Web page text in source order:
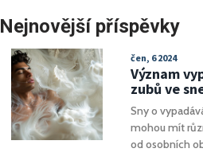
Nejnovější příspěvky
čen, 6 2024
Význam
zubů ve
Sny o
mohou mít
od osobních